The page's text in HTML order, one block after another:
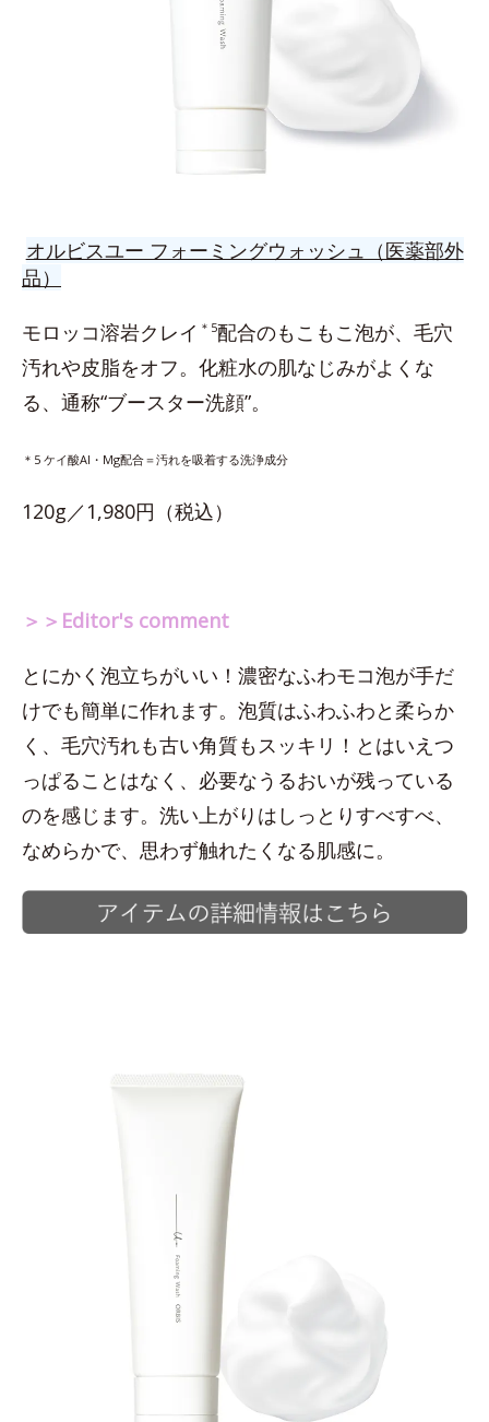
オルビスユー フォーミングウォッシュ（医薬部外
品）
モロッコ溶岩クレイ ＊5配合のもこもこ泡が、毛穴
汚れや皮脂をオフ。化粧水の肌なじみがよくな
る、通称“ブースター洗顔”。
＊5 ケイ酸Al・Mg配合＝汚れを吸着する洗浄成分
120g／1,980円（税込）
＞＞Editor's comment
とにかく泡立ちがいい！濃密なふわモコ泡が手だ
けでも簡単に作れます。泡質はふわふわと柔らか
く、毛穴汚れも古い角質もスッキリ！とはいえつ
っぱることはなく、必要なうるおいが残っている
のを感じます。洗い上がりはしっとりすべすべ、
なめらかで、思わず触れたくなる肌感に。